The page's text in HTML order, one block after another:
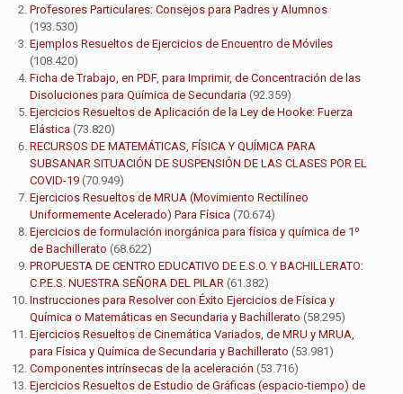
Profesores Particulares: Consejos para Padres y Alumnos
(193.530)
Ejemplos Resueltos de Ejercicios de Encuentro de Móviles
(108.420)
Ficha de Trabajo, en PDF, para Imprimir, de Concentración de las
Disoluciones para Química de Secundaria (92.359)
Ejercicios Resueltos de Aplicación de la Ley de Hooke: Fuerza
Elástica (73.820)
RECURSOS DE MATEMÁTICAS, FÍSICA Y QUÍMICA PARA
SUBSANAR SITUACIÓN DE SUSPENSIÓN DE LAS CLASES POR EL
COVID-19 (70.949)
Ejercicios Resueltos de MRUA (Movimiento Rectilíneo
Uniformemente Acelerado) Para Física (70.674)
Ejercicios de formulación inorgánica para física y química de 1º
de Bachillerato (68.622)
PROPUESTA DE CENTRO EDUCATIVO DE E.S.O. Y BACHILLERATO:
C.P.E.S. NUESTRA SEÑORA DEL PILAR (61.382)
Instrucciones para Resolver con Éxito Ejercicios de Física y
Química o Matemáticas en Secundaria y Bachillerato (58.295)
Ejercicios Resueltos de Cinemática Variados, de MRU y MRUA,
para Física y Química de Secundaria y Bachillerato (53.981)
Componentes intrínsecas de la aceleración (53.716)
Ejercicios Resueltos de Estudio de Gráficas (espacio-tiempo) de